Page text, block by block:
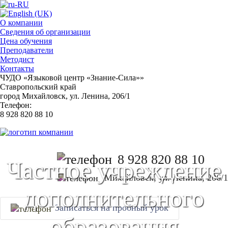
О компании
Сведения об организации
Цена обучения
Преподаватели
Методист
Контакты
ЧУДО «Языковой центр «Знание-Сила»»
Ставропольский край
город Михайловск, ул. Ленина, 206/1
Телефон:
8 928 820 88 10
8 928 820 88 10
Михайловск, ул. Ленина, 206/1
Записаться на пробный урок
Частное учреждение
дополнительного